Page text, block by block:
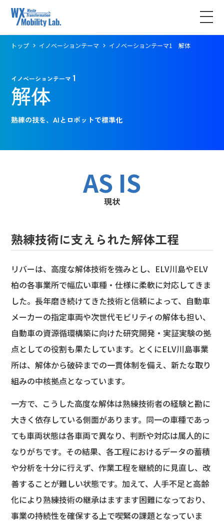
トップ イノベーションテーマ イノベーションテーマ1 解体
イノベーションテーマ 1
解体
熟練の技を、AIとロボットで標準化
AS IS
現状
熟練技術に支えられた解体工程
リバーは、高度な解体技術を強みとし、ELV川島やELV
柏の各事業所で幅広い車種・仕様に柔軟に対応してきま
した。長年磨き続けてきた技術と信頼によって、自動車
メーカーの指定車両や次世代モビリティの解体も担い、
自動車の資源循環構築に向けた研究開発・実証実験の拠
点としての役割も果たしています。とくにELV川島事業
所は、解体から破砕までの一貫体制を備え、新たな取り
組みの中核拠点となっています。
一方で、こうした高度な解体は熟練技術者の経験と勘に
大きく依存している側面があります。同一の車種であっ
ても車両状態は各車両で異なり、判断や対応は属人的に
なりがちです。その結果、各工程におけるデータの蓄積
や分析を十分に行えず、作業工程を継続的に見直し、改
善することが難しい状態です。加えて、人手不足と高齢
化により熟練技術の継承はますます困難になっており、
事業の持続性を確保する上で喫緊の課題となっていま